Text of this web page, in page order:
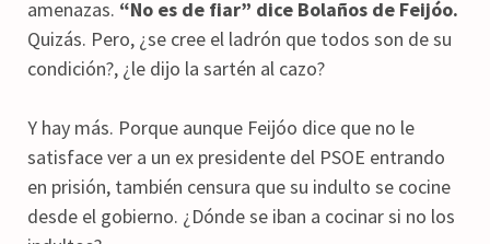
amenazas. “No es de fiar” dice Bolaños de Feijóo.
Quizás. Pero, ¿se cree el ladrón que todos son de su
condición?, ¿le dijo la sartén al cazo?
Y hay más. Porque aunque Feijóo dice que no le
satisface ver a un ex presidente del PSOE entrando
en prisión, también censura que su indulto se cocine
desde el gobierno. ¿Dónde se iban a cocinar si no los